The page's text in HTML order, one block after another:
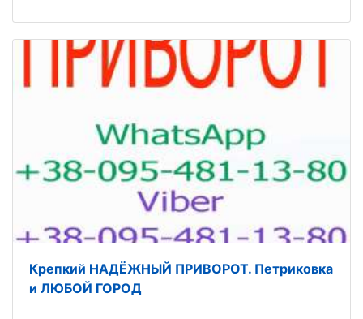
Крепкий НАДЁЖНЫЙ ПРИВОРОТ. Петриковка
и ЛЮБОЙ ГОРОД